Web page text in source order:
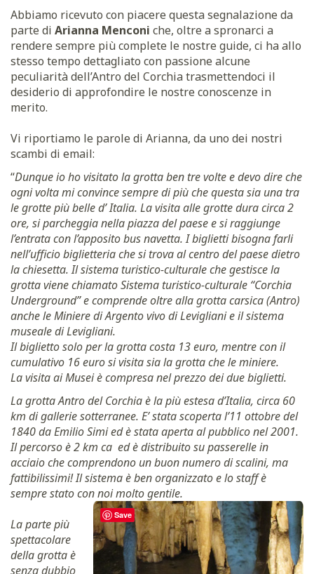
Abbiamo ricevuto con piacere questa segnalazione da
parte di Arianna Menconi che, oltre a spronarci a
rendere sempre più complete le nostre guide, ci ha allo
stesso tempo dettagliato con passione alcune
peculiarità dell’Antro del Corchia trasmettendoci il
desiderio di approfondire le nostre conoscenze in
merito.
Vi riportiamo le parole di Arianna, da uno dei nostri
scambi di email:
“Dunque io ho visitato la grotta ben tre volte e devo dire che
ogni volta mi convince sempre di più che questa sia una tra
le grotte più belle d’ Italia. La visita alle grotte dura circa 2
ore, si parcheggia nella piazza del paese e si raggiunge
l’entrata con l’apposito bus navetta. I biglietti bisogna farli
nell’ufficio biglietteria che si trova al centro del paese dietro
la chiesetta. Il sistema turistico-culturale che gestisce la
grotta viene chiamato Sistema turistico-culturale “Corchia
Underground” e comprende oltre alla grotta carsica (Antro)
anche le Miniere di Argento vivo di Levigliani e il sistema
museale di Levigliani.
Il biglietto solo per la grotta costa 13 euro, mentre con il
cumulativo 16 euro si visita sia la grotta che le miniere.
La visita ai Musei è compresa nel prezzo dei due biglietti.
La grotta Antro del Corchia è la più estesa d’Italia, circa 60
km di gallerie sotterranee. E’ stata scoperta l’11 ottobre del
1840 da Emilio Simi ed è stata aperta al pubblico nel 2001.
Il percorso è 2 km ca ed è distribuito su passerelle in
acciaio che comprendono un buon numero di scalini, ma
fattibilissimi! Il sistema è ben organizzato e lo staff è
sempre stato con noi molto gentile.
La parte più
spettacolare
della grotta è
senza dubbio
Save